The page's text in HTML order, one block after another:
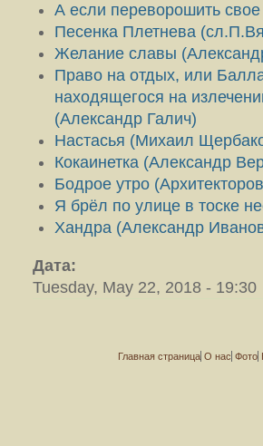
А если переворошить
Песенка Плетнева
Желание славы
Право на отдых, или
находящегося на
(Александр Галич)
Настасья (Михаил
Кокаинетка (Александр
Бодрое утро
Я брёл по улице в тоске
Хандра (Александр
Дата:
Tuesday, May 22, 2018 - 19:30
Главная страница О нас Фото